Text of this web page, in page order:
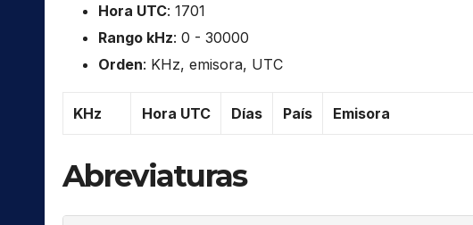
Hora UTC: 1701
Rango kHz: 0 - 30000
Orden: KHz, emisora, UTC
KHz Hora UTC Días País Emisora
Abreviaturas